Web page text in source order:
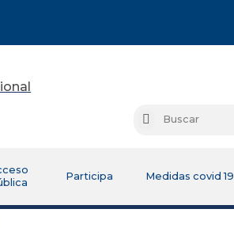
Buscar
Participa Medidas covid 19